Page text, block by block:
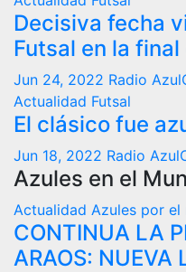
Decisiva fecha
Futsal en la
Jun 24, 2022 Radio
Actualidad Futsal
El clásico fue
Jun 18, 2022 Radio
Azules en el
Actualidad Azules por el
CONTINUA LA
ARAOS: NUEVA